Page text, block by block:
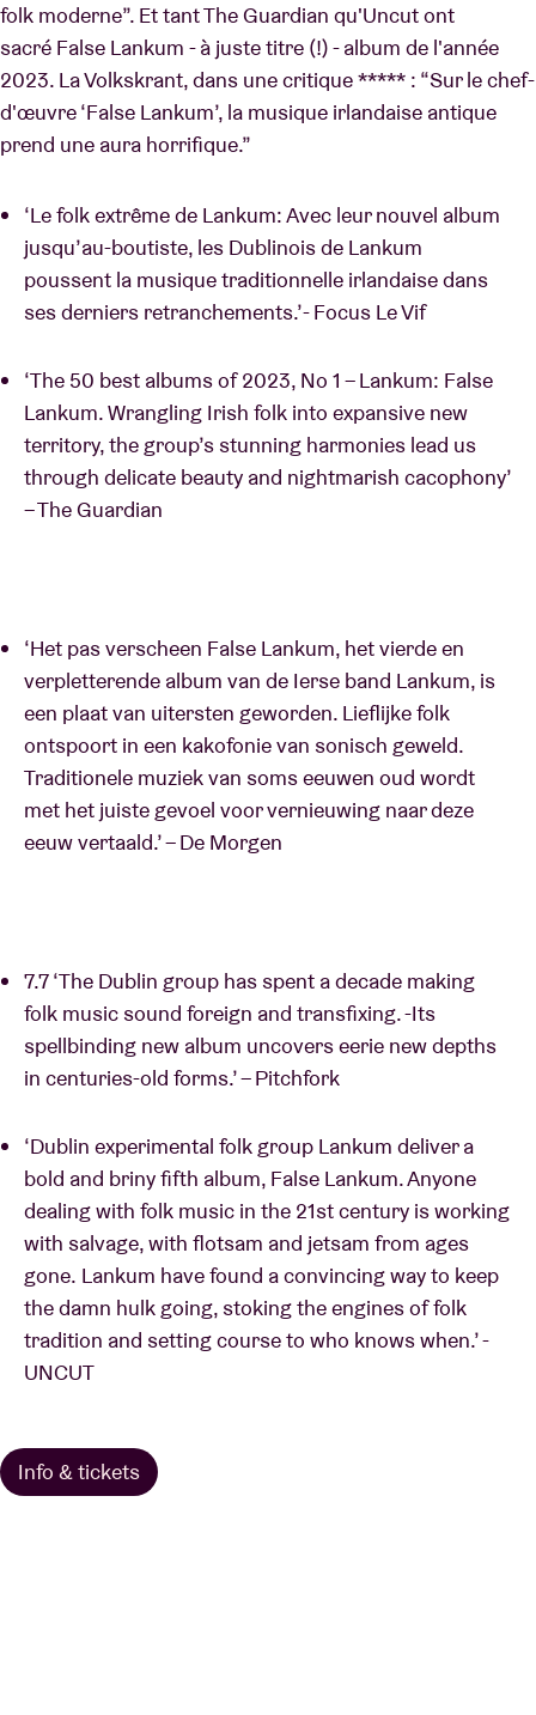
folk moderne”. Et tant The Guardian qu'Uncut ont
sacré False Lankum - à juste titre (!) - album de l'année
2023. La Volkskrant, dans une critique ***** : “Sur le chef-
d'œuvre ‘False Lankum’, la musique irlandaise antique
prend une aura horrifique.”
‘Le folk extrême de Lankum: Avec leur nouvel album
jusqu’au-boutiste, les Dublinois de Lankum
poussent la musique traditionnelle irlandaise dans
ses derniers retranchements.’- Focus Le Vif
‘The 50 best albums of 2023, No 1 – Lankum: False
Lankum. Wrangling Irish folk into expansive new
territory, the group’s stunning harmonies lead us
through delicate beauty and nightmarish cacophony’
– The Guardian
‘Het pas verscheen False Lankum, het vierde en
verpletterende album van de Ierse band Lankum, is
een plaat van uitersten geworden. Lieflijke folk
ontspoort in een kakofonie van sonisch geweld.
Traditionele muziek van soms eeuwen oud wordt
met het juiste gevoel voor vernieuwing naar deze
eeuw vertaald.’ – De Morgen
7.7 ‘The Dublin group has spent a decade making
folk music sound foreign and transfixing. -Its
spellbinding new album uncovers eerie new depths
in centuries-old forms.’ – Pitchfork
‘Dublin experimental folk group Lankum deliver a
bold and briny fifth album, False Lankum. Anyone
dealing with folk music in the 21st century is working
with salvage, with flotsam and jetsam from ages
gone. Lankum have found a convincing way to keep
the damn hulk going, stoking the engines of folk
tradition and setting course to who knows when.’ -
UNCUT
Info & tickets